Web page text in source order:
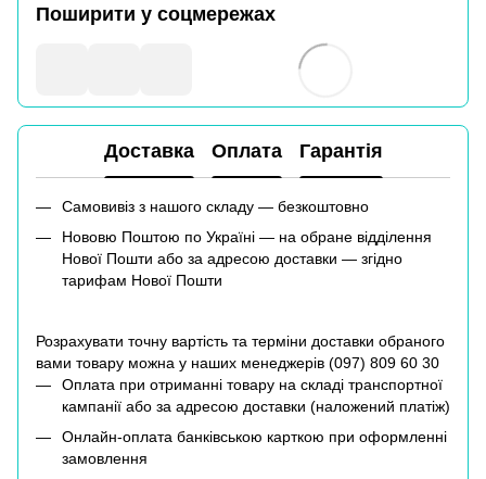
Поширити у соцмережах
Доставка Оплата Гарантія
Самовивіз з нашого складу — безкоштовно
Нововю Поштою по Україні — на обране відділення
Нової Пошти або за адресою доставки — згідно
тарифам Нової Пошти
Розрахувати точну вартість та терміни доставки обраного
вами товару можна у наших менеджерів (097) 809 60 30
Оплата при отриманні товару на складі транспортної
кампанії або за адресою доставки (наложений платіж)
Онлайн-оплата банківською карткою при оформленні
замовлення